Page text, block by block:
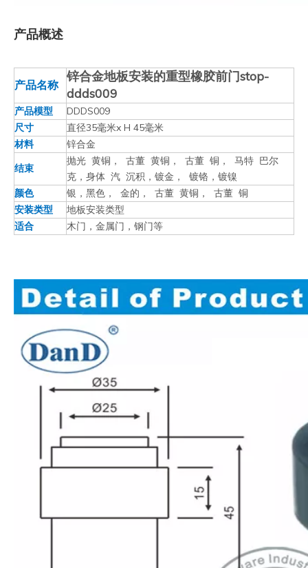
产品概述
产品名称
锌合金地板安装的重型橡胶前门stop-
ddds009
产品模型
DDDS009
尺寸
直径35毫米x H 45毫米
材料
锌合金
结束
抛光 黄铜， 古董 黄铜， 古董 铜， 马特 巴尔
克，身体 汽 沉积，镀金， 镀铬，镀镍
颜色
银，黑色， 金的， 古董 黄铜， 古董 铜
安装类型
地板安装类型
适合
木门，金属门，钢门等